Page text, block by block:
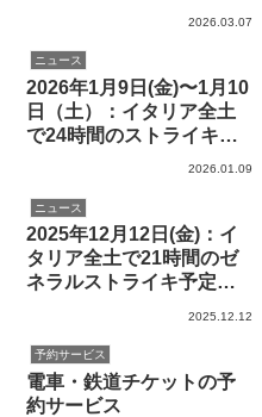
2026.03.07
ニュース
2026年1月9日(金)〜1月10
日（土）：イタリア全土
で24時間のストライキ予
の一覧あり
2026.01.09
ニュース
2025年12月12日(金)：イ
タリア全土で21時間のゼ
ネラルストライキ予定。
象。運行保障の列車の一
覧あり
2025.12.12
予約サービス
電車・鉄道チケットの予
約サービス